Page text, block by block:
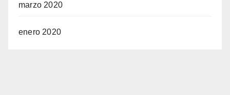
marzo 2020
enero 2020